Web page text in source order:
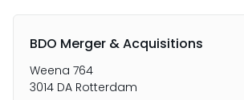
BDO Merger & Acquisitions
Weena 764
3014 DA Rotterdam